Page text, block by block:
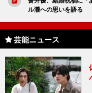
ル瀧への思いを語る
芸能ニュース